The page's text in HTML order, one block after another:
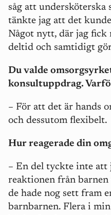
såg att
tänkte jag att det
Något nytt, där jag fick
deltid och samtidigt
Du valde
konsultuppdrag.
– För att det är hands
och dessutom flexibelt.
Hur reagerade din
– En del tyckte inte att
reaktionen från barnen
de hade nog sett fram
barnbarnen. Flera i